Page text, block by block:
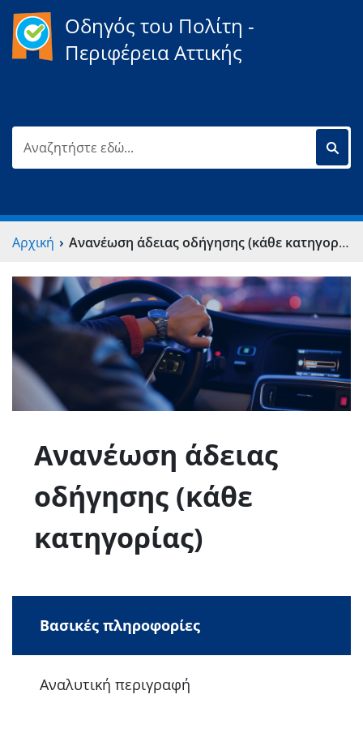
Οδηγός του Πολίτη -
Περιφέρεια Αττικής
Αρχική › Ανανέωση άδειας οδήγησης (κάθε κατηγορίας)
Ανανέωση άδειας
οδήγησης (κάθε
κατηγορίας)
Βασικές πληροφορίες
Αναλυτική περιγραφή